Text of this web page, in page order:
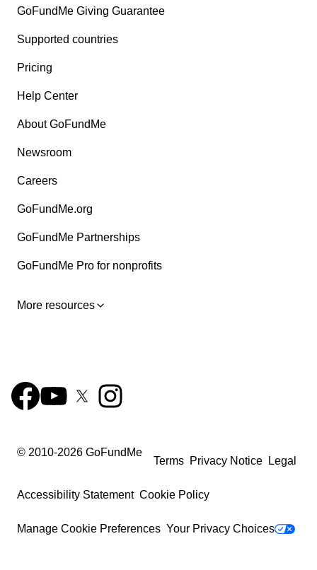
GoFundMe Giving Guarantee
Supported countries
Pricing
Help Center
About GoFundMe
Newsroom
Careers
GoFundMe.org
GoFundMe Partnerships
GoFundMe Pro for nonprofits
More resources
© 2010-2026 GoFundMe
Terms Privacy Notice Legal
Accessibility Statement Cookie Policy
Manage Cookie Preferences Your Privacy Choices